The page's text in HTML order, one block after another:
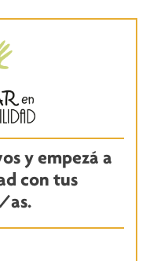
y empezá a
con tus
as.